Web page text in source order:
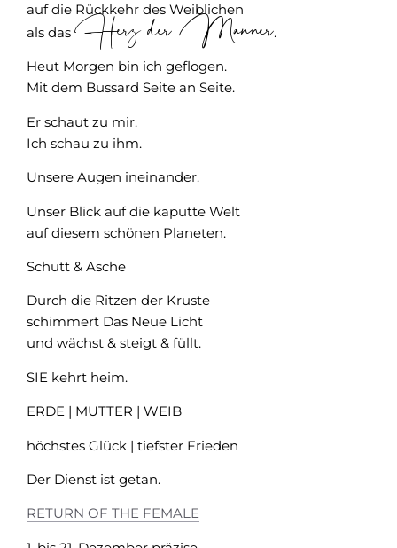
auf die Rückkehr des Weiblichen
als das Herz der Männer.
Heut Morgen bin ich geflogen.
Mit dem Bussard Seite an Seite.
Er schaut zu mir.
Ich schau zu ihm.
Unsere Augen ineinander.
Unser Blick auf die kaputte Welt
auf diesem schönen Planeten.
Schutt & Asche
Durch die Ritzen der Kruste
schimmert Das Neue Licht
und wächst & steigt & füllt.
SIE kehrt heim.
ERDE | MUTTER | WEIB
höchstes Glück | tiefster Frieden
Der Dienst ist getan.
RETURN OF THE FEMALE